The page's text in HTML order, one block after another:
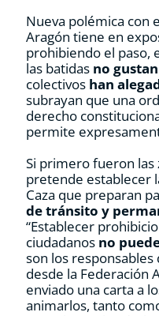
Nueva polémica con
Aragón tiene en
prohibiendo el paso,
las batidas no
colectivos han
subrayan que una
derecho
permite
Si primero fueron las
pretende establecer
Caza que preparan
de tránsito y
“Establecer
ciudadanos no
son los responsables
desde la Federación
enviado una carta a
animarlos, tanto